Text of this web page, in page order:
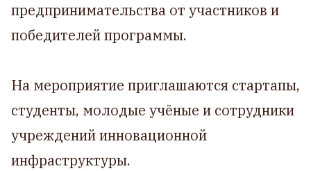
предпринимательства от участников и
победителей программы.
На мероприятие приглашаются стартапы,
студенты, молодые учёные и сотрудники
учреждений инновационной
инфраструктуры.